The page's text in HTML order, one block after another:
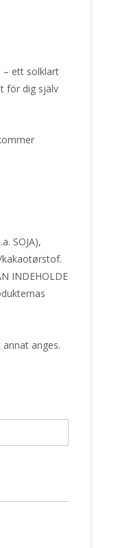
– ett solklart
för dig själv
SOJA),
kakaotørstof.
INDEHOLDE
anges.